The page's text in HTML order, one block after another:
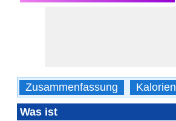
Zusammenfassung Kalorien
Was ist